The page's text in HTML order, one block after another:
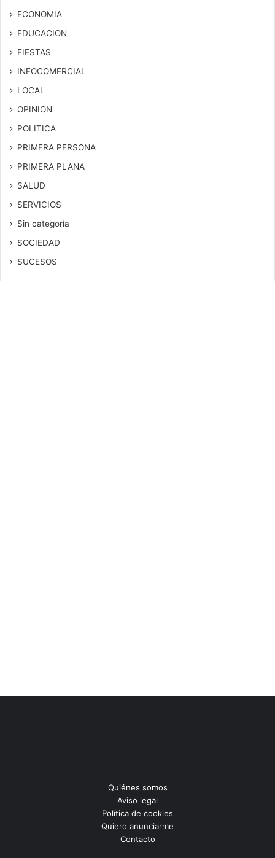
ECONOMIA
EDUCACION
FIESTAS
INFOCOMERCIAL
LOCAL
OPINION
POLITICA
PRIMERA PERSONA
PRIMERA PLANA
SALUD
SERVICIOS
Sin categoría
SOCIEDAD
SUCESOS
Quiénes somos
Aviso legal
Política de cookies
Quiero anunciarme
Contacto